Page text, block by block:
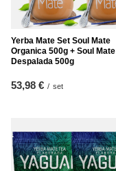
Yerba Mate Set Soul Mate
Organica 500g + Soul Mate
Despalada 500g
53,98 € / set